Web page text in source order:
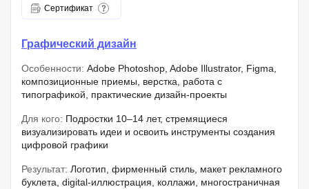
Сертификат
Графический дизайн
Особенности: Adobe Photoshop, Adobe Illustrator, Figma,
композиционные приемы, верстка, работа с
типографикой, практические дизайн-проекты
Для кого: Подростки 10–14 лет, стремящиеся
визуализировать идеи и освоить инструменты создания
цифровой графики
Результат: Логотип, фирменный стиль, макет рекламного
буклета, digital-иллюстрация, коллажи, многостраничная